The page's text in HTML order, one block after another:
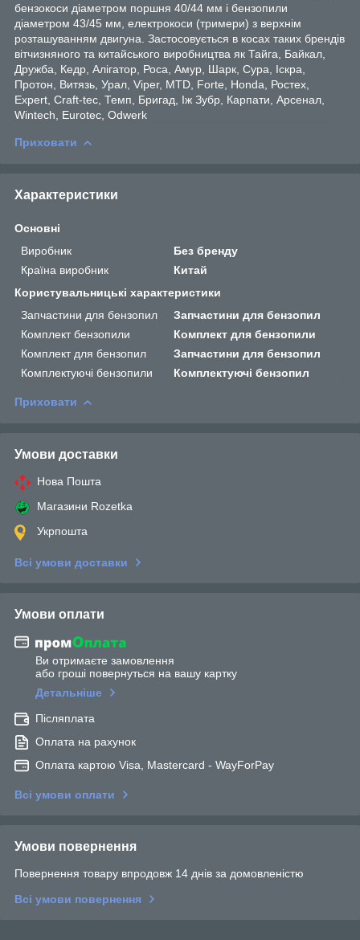
бензокоси діаметром поршня 40/44 мм і бензопили
діаметром 43/45 мм, електрокоси (тримери) з верхнім
розташуванням двигуна. Застосовується в косах таких брендів
вітчизняного та китайського виробництва як Тайга, Байкал,
Дружба, Кедр, Алігатор, Роса, Амур, Шарк, Сура, Іскра,
Протон, Витязь, Урал, Viper, MTD, Forte, Honda, Ростех,
Expert, Craft-tec, Темп, Бригад, Іж Зубр, Карпати, Арсенал,
Wintech, Eurotec, Odwerk
Приховати
Характеристики
Основні
Виробник
Без бренду
Країна виробник
Китай
Користувальницькі характеристики
Запчастини для бензопил
Запчастини для бензопил
Комплект бензопили
Комплект для бензопили
Комплект для бензопил
Запчастини для бензопил
Комплектуючі бензопили
Комплектуючі бензопил
Приховати
Умови доставки
Нова Пошта
Магазини Rozetka
Укрпошта
Всі умови доставки
Умови оплати
Ви отримаєте замовлення
або гроші повернуться на вашу картку
Детальніше
Післяплата
Оплата на рахунок
Оплата картою Visa, Mastercard - WayForPay
Всі умови оплати
Умови повернення
Повернення товару впродовж 14 днів за домовленістю
Всі умови повернення